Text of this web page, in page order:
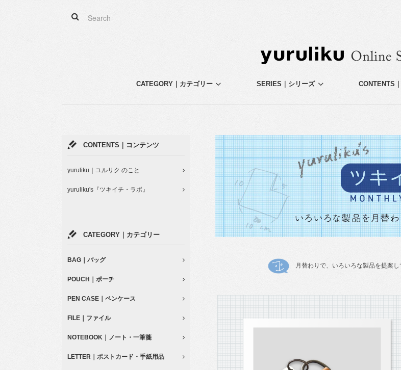
CATEGORY｜カテゴリー SERIES｜シリーズ CONTENTS
CONTENTS｜コンテンツ
yuruliku｜ユルリク のこと
yuruliku's『ツキイチ・ラボ』
CATEGORY｜カテゴリー
BAG｜バッグ
POUCH｜ポーチ
PEN CASE｜ペンケース
FILE｜ファイル
NOTEBOOK｜ノート・一筆箋
LETTER｜ポストカード・手紙用品
月替わりで、いろいろな製品を提案